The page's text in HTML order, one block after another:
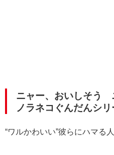
ニャー、おいしそう
ノラネコぐんだんシリ
“ワルかわいい”彼らにハマる